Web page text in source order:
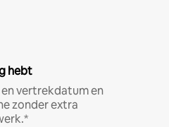
hebt
vertrekdatum en
zonder extra